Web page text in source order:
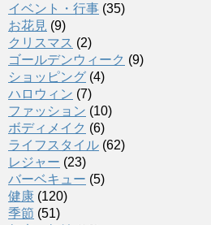
イベント・行事 (35)
お花見 (9)
クリスマス (2)
ゴールデンウィーク (9)
ショッピング (4)
ハロウィン (7)
ファッション (10)
ボディメイク (6)
ライフスタイル (62)
レジャー (23)
バーベキュー (5)
健康 (120)
季節 (51)